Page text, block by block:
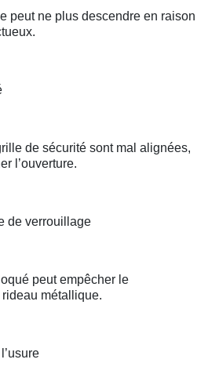
peut ne plus descendre en raison
de sécurité sont mal alignées,
l’ouverture.
de verrouillage
peut empêcher le
métallique.